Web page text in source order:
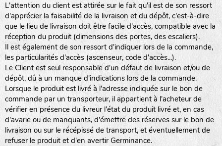
L'attention du client est attirée sur le fait qu'il est de son ressort
d'apprécier la faisabilité de la livraison et du dépôt, c'est-à-dire
que le lieu de livraison doit être facile d'accès, compatible avec la
réception du produit (dimensions des portes, des escaliers).
Il est également de son ressort d'indiquer lors de la commande,
les particularités d'accès (ascenseur, code d'accès...).
Le Client est seul responsable d'un défaut de livraison et/ou de
dépôt, dû à un manque d'indications lors de la commande.
Lorsque le produit est livré à l'adresse indiquée sur le bon de
commande par un transporteur, il appartient à l'acheteur de
vérifier en présence du livreur l'état du produit livré et, en cas
d'avarie ou de manquants, d'émettre des réserves sur le bon de
livraison ou sur le récépissé de transport, et éventuellement de
refuser le produit et d'en avertir Germinance.